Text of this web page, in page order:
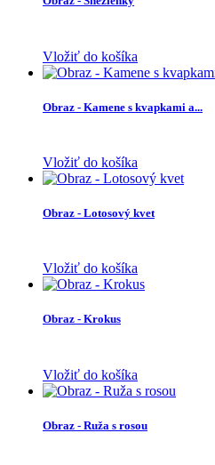
Vložiť do košíka
Obraz - Kamene s kvapkami a...
Vložiť do košíka
Obraz - Lotosový kvet
Vložiť do košíka
Obraz - Krokus
Vložiť do košíka
Obraz - Ruža s rosou